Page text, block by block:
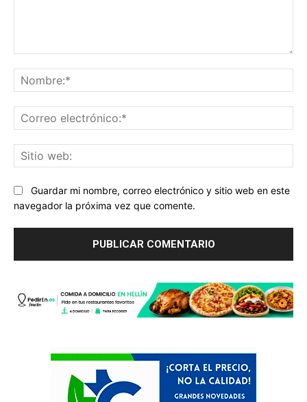
Guardar mi nombre, correo electrónico y sitio web en este
navegador la próxima vez que comente.